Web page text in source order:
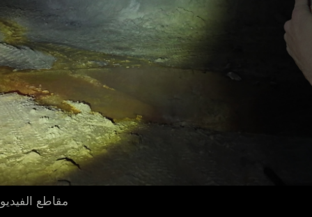
مقاطع الفيديو